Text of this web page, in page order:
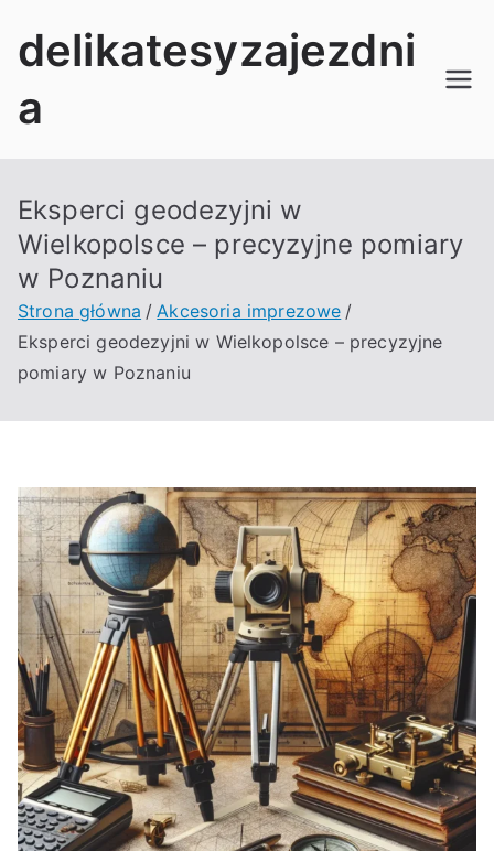
dodelikatesyzajezdni
a
Eksperci geodezyjni w
Wielkopolsce – precyzyjne pomiary
w Poznaniu
Strona główna
Akcesoria imprezowe
Eksperci geodezyjni w Wielkopolsce – precyzyjne
pomiary w Poznaniu